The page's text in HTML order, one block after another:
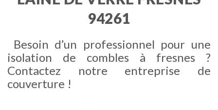
94261
Besoin d’un professionnel pour une
isolation de combles à fresnes ?
Contactez notre entreprise de
couverture !